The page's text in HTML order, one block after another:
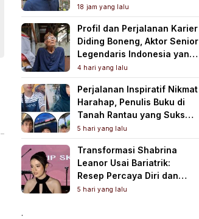
Kesal
18 jam yang lalu
Profil dan Perjalanan Karier
Diding Boneng, Aktor Senior
Legendaris Indonesia yang
Meninggal Dunia
4 hari yang lalu
Perjalanan Inspiratif Nikmat
Harahap, Penulis Buku di
Tanah Rantau yang Sukses
Lewat Karya Best Seller
5 hari yang lalu
Transformasi Shabrina
Leanor Usai Bariatrik:
Resep Percaya Diri dan
Rahasia Body Shaping
5 hari yang lalu
.